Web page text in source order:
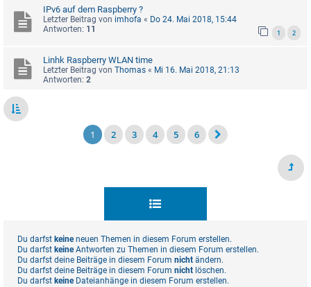
IPv6 auf dem Raspberry ?
Letzter Beitrag von imhofa « Do 24. Mai 2018, 15:44
Antworten: 11 1 2
Linhk Raspberry WLAN time
Letzter Beitrag von Thomas « Mi 16. Mai 2018, 21:13
Antworten: 2
1 2 3 4 5 6
Du darfst keineneuen Themen in diesem Forum erstellen.
Du darfst keineAntworten zu Themen in diesem Forum erstellen.
Du darfst deine Beiträge in diesem Forum nicht ändern.
Du darfst deine Beiträge in diesem Forum nicht löschen.
Du darfst keineDateianhänge in diesem Forum erstellen.